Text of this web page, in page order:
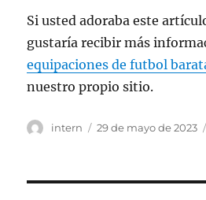
Si usted adoraba este
gustaría recibir más
equipaciones de futbol
nuestro propio sitio.
Autor
intern
Publicado
29 de mayo de 2023